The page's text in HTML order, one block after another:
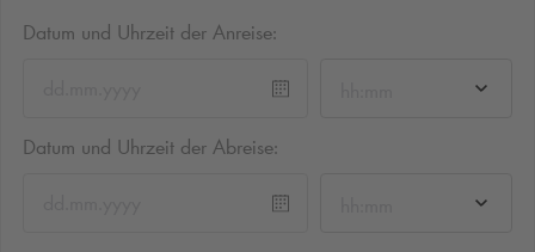
Datum und Uhrzeit der Anreise:
Datum und Uhrzeit der Abreise: